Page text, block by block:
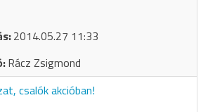
2014.05.27 11:33
Rácz Zsigmond
csalók akcióban!